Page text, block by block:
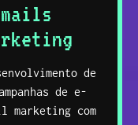
de
de e-
marketing com